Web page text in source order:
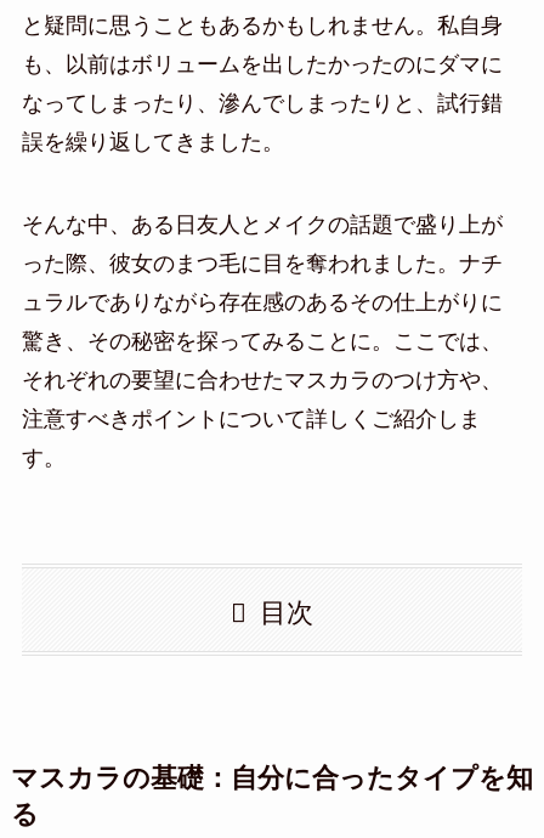
と疑問に思うこともあるかもしれません。私自身
も、以前はボリュームを出したかったのにダマに
なってしまったり、滲んでしまったりと、試行錯
誤を繰り返してきました。
そんな中、ある日友人とメイクの話題で盛り上が
った際、彼女のまつ毛に目を奪われました。ナチ
ュラルでありながら存在感のあるその仕上がりに
驚き、その秘密を探ってみることに。ここでは、
それぞれの要望に合わせたマスカラのつけ方や、
注意すべきポイントについて詳しくご紹介しま
す。
目次
マスカラの基礎：自分に合ったタイプを知
る